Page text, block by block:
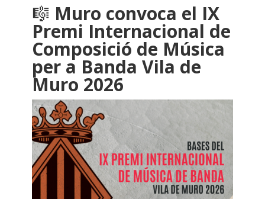
🎼 Muro convoca el IX
Premi Internacional de
Composició de Música
per a Banda Vila de
Muro 2026